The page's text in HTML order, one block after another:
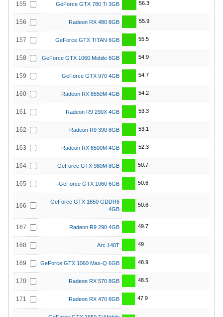
155 GeForce GTX 780 Ti 3GB 56.3
156 Radeon RX 480 8GB 55.9
157 GeForce GTX TITAN 6GB 55.5
158 GeForce GTX 1060 Mobile 6GB 54.9
159 GeForce GTX 970 4GB 54.7
160 Radeon RX 6550M 4GB 54.2
161 Radeon R9 290X 4GB 53.3
162 Radeon R9 390 8GB 53.1
163 Radeon RX 6500M 4GB 52.3
164 GeForce GTX 980M 8GB 50.7
165 GeForce GTX 1060 6GB 50.6
166
GeForce GTX 1650 GDDR6
4GB
50.6
167 Radeon R9 290 4GB 49.7
168 Arc 140T 49
169 GeForce GTX 1060 Max-Q 6GB 48.9
170 Radeon RX 570 8GB 48.5
171 Radeon RX 470 8GB 47.9